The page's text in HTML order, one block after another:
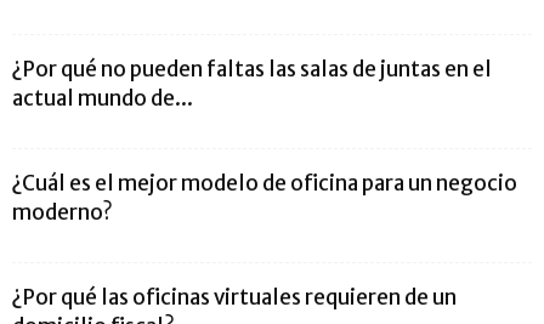
¿Por qué no pueden faltas las salas de juntas en el
actual mundo de...
¿Cuál es el mejor modelo de oficina para un negocio
moderno?
¿Por qué las oficinas virtuales requieren de un